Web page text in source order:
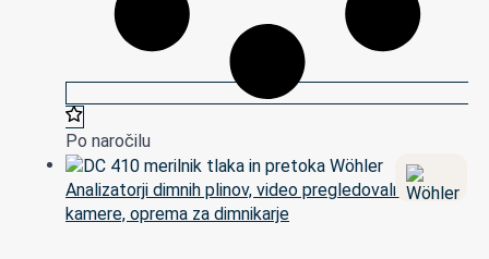
Po naročilu
Analizatorji dimnih plinov, video pregledovalne
kamere, oprema za dimnikarje